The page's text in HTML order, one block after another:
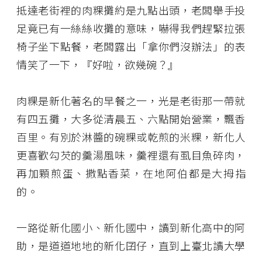
抵達老街裡的肉粿攤約是九點出頭，老闆舉手投
足竟已有一絲絲收攤的意味，嚇得我們趕緊拉張
椅子坐下點餐，老闆露出「拿你們沒辦法」的表
情笑了一下，『好啦，欲幾碗？』
肉粿是新化著名的早餐之一，光是老街那一帶就
有四五攤，大多從清晨五、六點開始營業，飄香
百里。有別於淋醬的碗粿或乾煎的米粿，新化人
更喜歡勾芡的羹湯風味，羹裡還有虱目魚碎肉，
再加顆煎蛋、撒點香菜，在地阿伯都是大拇指
的。
一路從新化國小、新化國中，讀到新化高中的阿
助，是道道地地的新化囝仔，直到上臺北讀大學